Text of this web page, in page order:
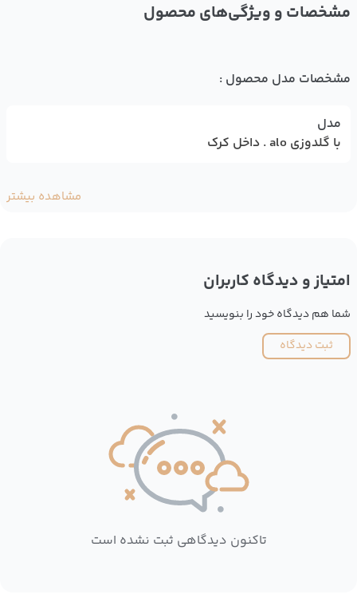
مشخصات و ویژگی‌های محصول
مشخصات مدل محصول :
مدل
با گلدوزی alo . داخل کرک
مشاهده بیشتر
امتیاز و دیدگاه کاربران
شما هم دیدگاه خود را بنویسید
ثبت دیدگاه
تاکنون دیدگاهی ثبت نشده است